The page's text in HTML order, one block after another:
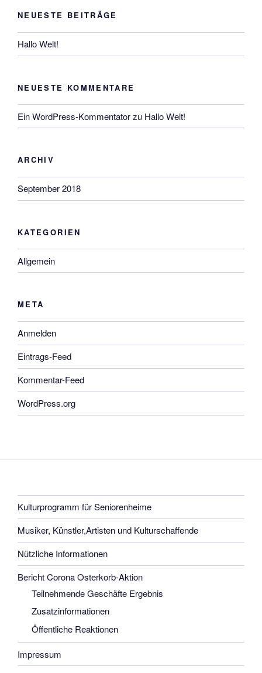
NEUESTE BEITRÄGE
Hallo Welt!
NEUESTE KOMMENTARE
Ein WordPress-Kommentatorzu Hallo Welt!
ARCHIV
September 2018
KATEGORIEN
Allgemein
META
Anmelden
Eintrags-Feed
Kommentar-Feed
WordPress.org
Kulturprogramm für Seniorenheime
Musiker, Künstler,Artisten und Kulturschaffende
Nützliche Informationen
Bericht Corona Osterkorb-Aktion
Teilnehmende Geschäfte Ergebnis
Zusatzinformationen
Öffentliche Reaktionen
Impressum